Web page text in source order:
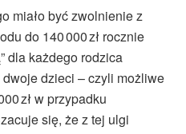
miało być zwolnienie z
do 140 000 zł rocznie
dla każdego rodzica
dzieci – czyli możliwe
zł w przypadku
się, że z tej ulgi